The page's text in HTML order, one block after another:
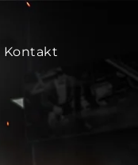
Kontakt